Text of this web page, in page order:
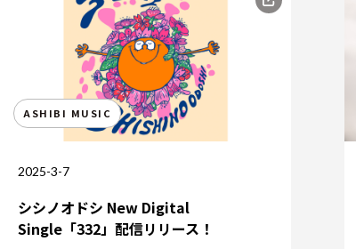
ASHIBI MUSIC
2025-3-7
シシノオドシ New Digital
Single「332」配信リリース！